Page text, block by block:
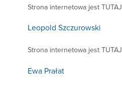
Strona internetowa jest TUTAJ
Leopold Szczurowski
Strona internetowa jest TUTAJ
Ewa Prałat